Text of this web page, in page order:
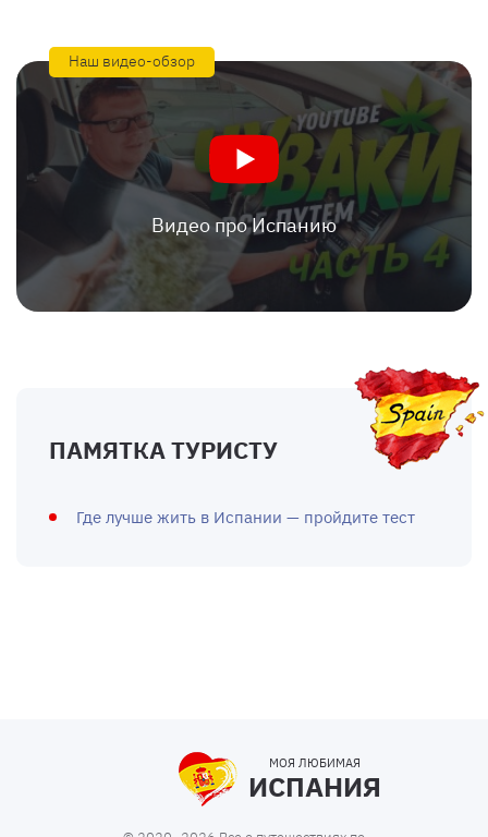
Наш видео-обзор
Видео про Испанию
ПАМЯТКА ТУРИСТУ
Где лучше жить в Испании — пройдите тест
МОЯ ЛЮБИМАЯ
ИСПАНИЯ